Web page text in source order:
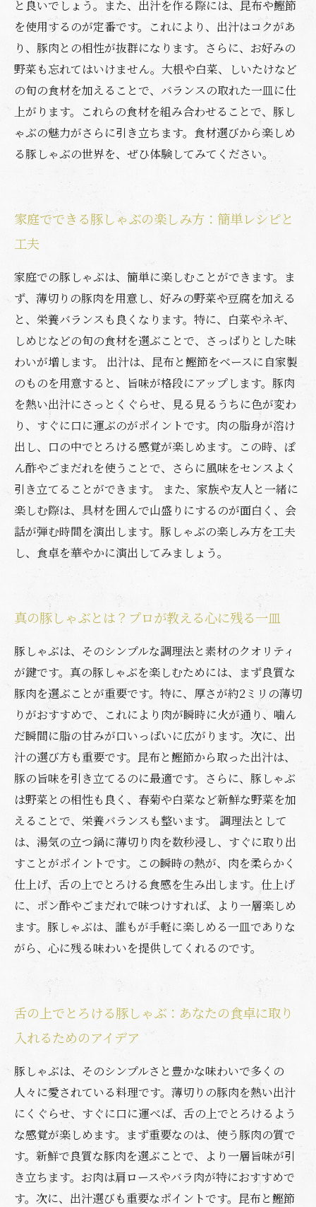
と良いでしょう。また、出汁を作る際には、昆布や鰹節
を使用するのが定番です。これにより、出汁はコクがあ
り、豚肉との相性が抜群になります。さらに、お好みの
野菜も忘れてはいけません。大根や白菜、しいたけなど
の旬の食材を加えることで、バランスの取れた一皿に仕
上がります。これらの食材を組み合わせることで、豚し
ゃぶの魅力がさらに引き立ちます。食材選びから楽しめ
る豚しゃぶの世界を、ぜひ体験してみてください。
家庭でできる豚しゃぶの楽しみ方：簡単レシピと
工夫
家庭での豚しゃぶは、簡単に楽しむことができます。ま
ず、薄切りの豚肉を用意し、好みの野菜や豆腐を加える
と、栄養バランスも良くなります。特に、白菜やネギ、
しめじなどの旬の食材を選ぶことで、さっぱりとした味
わいが増します。 出汁は、昆布と鰹節をベースに自家製
のものを用意すると、旨味が格段にアップします。豚肉
を熱い出汁にさっとくぐらせ、見る見るうちに色が変わ
り、すぐに口に運ぶのがポイントです。肉の脂身が溶け
出し、口の中でとろける感覚が楽しめます。この時、ぽ
ん酢やごまだれを使うことで、さらに風味をセンスよく
引き立てることができます。 また、家族や友人と一緒に
楽しむ際は、具材を囲んで山盛りにするのが面白く、会
話が弾む時間を演出します。豚しゃぶの楽しみ方を工夫
し、食卓を華やかに演出してみましょう。
真の豚しゃぶとは？プロが教える心に残る一皿
豚しゃぶは、そのシンプルな調理法と素材のクオリティ
が鍵です。真の豚しゃぶを楽しむためには、まず良質な
豚肉を選ぶことが重要です。特に、厚さが約2ミリの薄切
りがおすすめで、これにより肉が瞬時に火が通り、噛ん
だ瞬間に脂の甘みが口いっぱいに広がります。次に、出
汁の選び方も重要です。昆布と鰹節から取った出汁は、
豚の旨味を引き立てるのに最適です。さらに、豚しゃぶ
は野菜との相性も良く、春菊や白菜など新鮮な野菜を加
えることで、栄養バランスも整います。 調理法として
は、湯気の立つ鍋に薄切り肉を数秒浸し、すぐに取り出
すことがポイントです。この瞬時の熱が、肉を柔らかく
仕上げ、舌の上でとろける食感を生み出します。仕上げ
に、ポン酢やごまだれで味つけすれば、より一層楽しめ
ます。豚しゃぶは、誰もが手軽に楽しめる一皿でありな
がら、心に残る味わいを提供してくれるのです。
舌の上でとろける豚しゃぶ：あなたの食卓に取り
入れるためのアイデア
豚しゃぶは、そのシンプルさと豊かな味わいで多くの
人々に愛されている料理です。薄切りの豚肉を熱い出汁
にくぐらせ、すぐに口に運べば、舌の上でとろけるよう
な感覚が楽しめます。まず重要なのは、使う豚肉の質で
す。新鮮で良質な豚肉を選ぶことで、より一層旨味が引
き立ちます。お肉は肩ロースやバラ肉が特におすすめで
す。次に、出汁選びも重要なポイントです。昆布と鰹節